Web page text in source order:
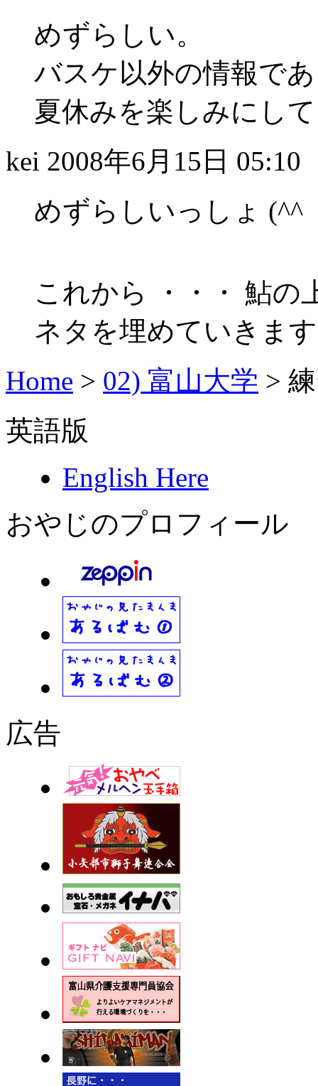
めずらしい。
バスケ以外の情報で
夏休みを楽しみにし
kei 2008年6月15日 05:10
めずらしいっしょ (^^
これから ・・・ 鮎の
ネタを埋めていきま
Home > 02) 富山大学 >
英語版
English Here
おやじのプロフィール
広告